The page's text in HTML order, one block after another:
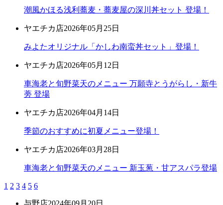
潮風かほる浅利蕎麦・蕎麦屋の深川丼セット 登場！
ヤエチカ店2026年05月25日
みよたオリジナル「かしわ南蛮丼セット」登場！
ヤエチカ店2026年05月12日
車海老と旬野菜天のメニュー 万願寺とうがらし・新牛
蒡 登場
ヤエチカ店2026年04月14日
季節のおすすめに初夏メニュー登場！
ヤエチカ店2026年03月28日
車海老と旬野菜天のメニュー 新玉葱・甘アスパラ登場
1 2 3 4 5 6
与野店2024年09月20日